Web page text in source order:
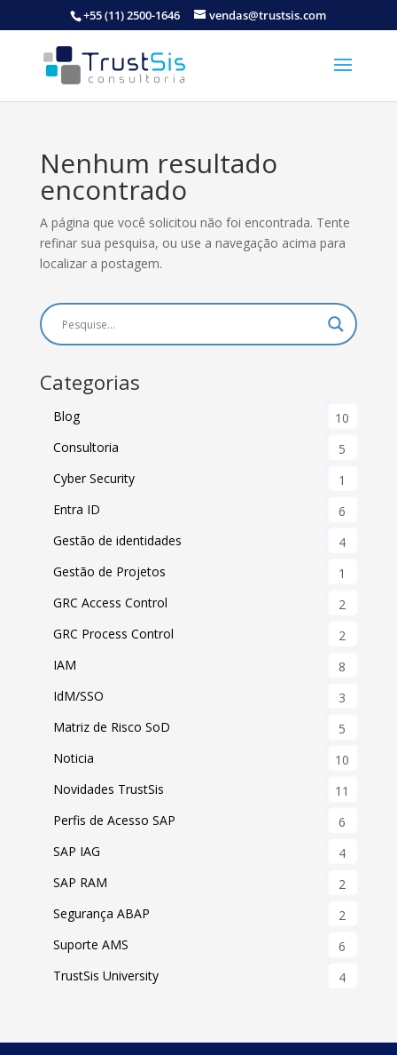
+55 (11) 2500-1646 vendas@trustsis.com
Nenhum resultado
encontrado
A página que você solicitou não foi encontrada. Tente
refinar sua pesquisa, ou use a navegação acima para
localizar a postagem.
Categorias
Blog
10
Consultoria
5
Cyber Security
1
Entra ID
6
Gestão de identidades
4
Gestão de Projetos
1
GRC Access Control
2
GRC Process Control
2
IAM
8
IdM/SSO
3
Matriz de Risco SoD
5
Noticia
10
Novidades TrustSis
11
Perfis de Acesso SAP
6
SAP IAG
4
SAP RAM
2
Segurança ABAP
2
Suporte AMS
6
TrustSis University
4